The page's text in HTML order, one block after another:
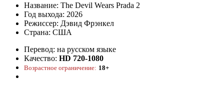
Название: The Devil Wears Prada 2
Год выхода: 2026
Режиссер: Дэвид Фрэнкел
Страна: США
Перевод: на русском языке
Качество: HD 720-1080
Возрастное ограничение: 18+